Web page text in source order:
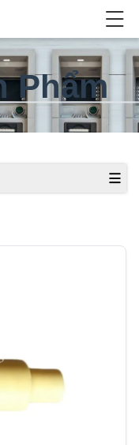
Phẩm